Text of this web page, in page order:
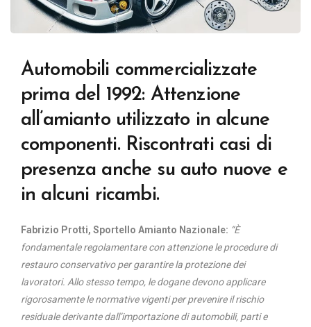
Automobili commercializzate
prima del 1992: Attenzione
all’amianto utilizzato in alcune
componenti. Riscontrati casi di
presenza anche su auto nuove e
in alcuni ricambi.
Fabrizio Protti, Sportello Amianto Nazionale: “È
fondamentale regolamentare con attenzione le procedure di
restauro conservativo per garantire la protezione dei
lavoratori. Allo stesso tempo, le dogane devono applicare
rigorosamente le normative vigenti per prevenire il rischio
residuale derivante dall’importazione di automobili, parti e